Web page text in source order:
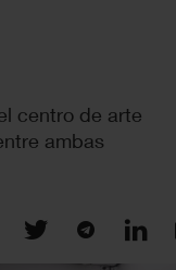
centro de arte
ambas